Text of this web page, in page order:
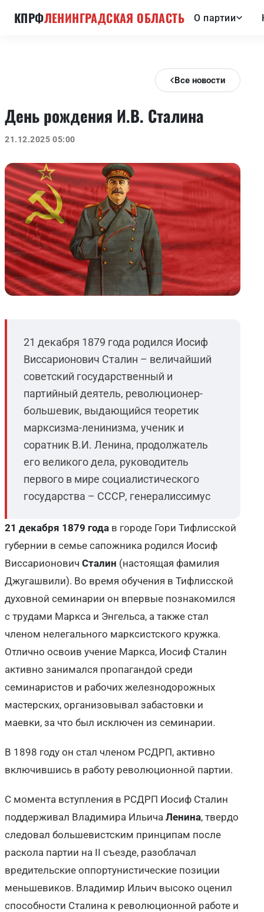
КПРФЛЕНИНГРАДСКАЯ ОБЛАСТЬ О партии
Все новости
День рождения И.В. Сталина
21.12.2025 05:00
21 декабря 1879 года родился Иосиф
Виссарионович Сталин – величайший
советский государственный и
партийный деятель, революционер-
большевик, выдающийся теоретик
марксизма-ленинизма, ученик и
соратник В.И. Ленина, продолжатель
его великого дела, руководитель
первого в мире социалистического
государства – СССР, генералиссимус
21 декабря 1879 года в городе Гори Тифлисской
губернии в семье сапожника родился Иосиф
Виссарионович Сталин (настоящая фамилия
Джугашвили). Во время обучения в Тифлисской
духовной семинарии он впервые познакомился
с трудами Маркса и Энгельса, а также стал
членом нелегального марксистского кружка.
Отлично освоив учение Маркса, Иосиф Сталин
активно занимался пропагандой среди
семинаристов и рабочих железнодорожных
мастерских, организовывал забастовки и
маевки, за что был исключен из семинарии.
В 1898 году он стал членом РСДРП, активно
включившись в работу революционной партии.
С момента вступления в РСДРП Иосиф Сталин
поддерживал Владимира Ильича Ленина, твердо
следовал большевистским принципам после
раскола партии на II съезде, разоблачал
вредительские оппортунистические позиции
меньшевиков. Владимир Ильич высоко оценил
способности Сталина к революционной работе и